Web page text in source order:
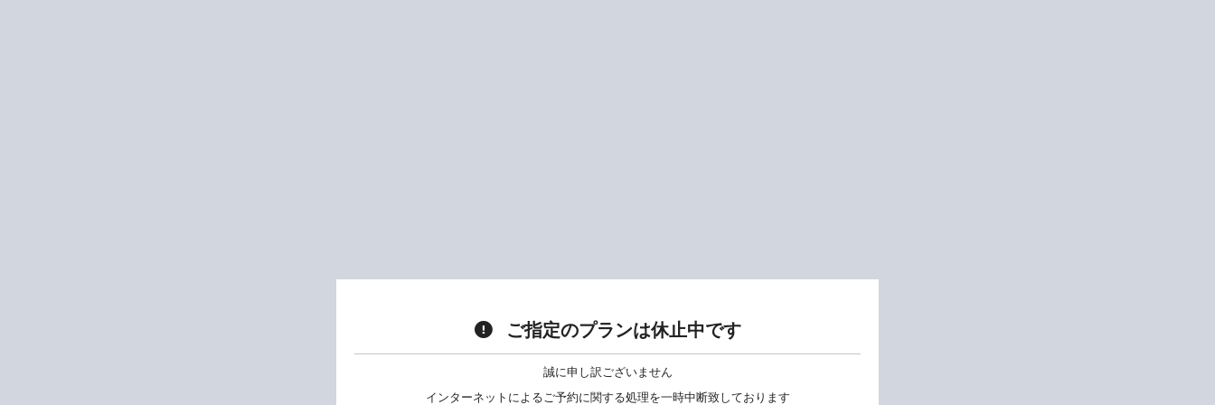
ご指定のプランは休止中です
誠に申し訳ございません
インターネットによるご予約に関する処理を一時中断致しております